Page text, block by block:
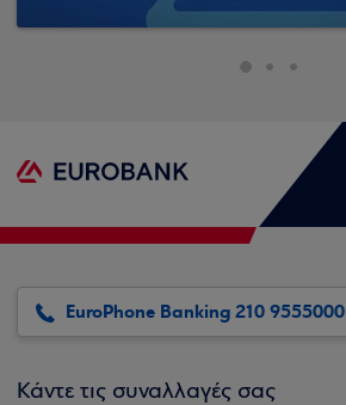
EuroPhone Banking 210 9555000
Κάντε τις συναλλαγές σας